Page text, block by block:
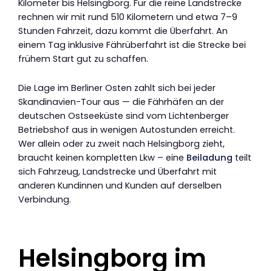
Kilometer bis Helsingborg. Für die reine Landstrecke
rechnen wir mit rund 510 Kilometern und etwa 7–9
Stunden Fahrzeit, dazu kommt die Überfahrt. An
einem Tag inklusive Fährüberfahrt ist die Strecke bei
frühem Start gut zu schaffen.
Die Lage im Berliner Osten zahlt sich bei jeder
Skandinavien-Tour aus — die Fährhäfen an der
deutschen Ostseeküste sind vom Lichtenberger
Betriebshof aus in wenigen Autostunden erreicht.
Wer allein oder zu zweit nach Helsingborg zieht,
braucht keinen kompletten Lkw – eine Beiladung teilt
sich Fahrzeug, Landstrecke und Überfahrt mit
anderen Kundinnen und Kunden auf derselben
Verbindung.
Helsingborg im